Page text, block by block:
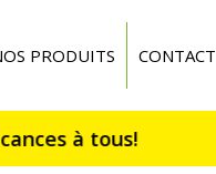
PRODUITS CONTACT